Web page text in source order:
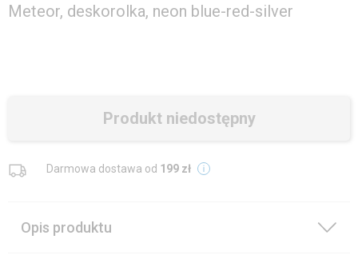
Meteor, deskorolka, neon blue-red-silver
Produkt niedostępny
Darmowa dostawa od 199 zł
Opis produktu